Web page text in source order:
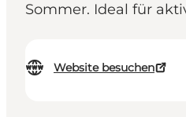
Sommer. Ideal für
Website besuchen